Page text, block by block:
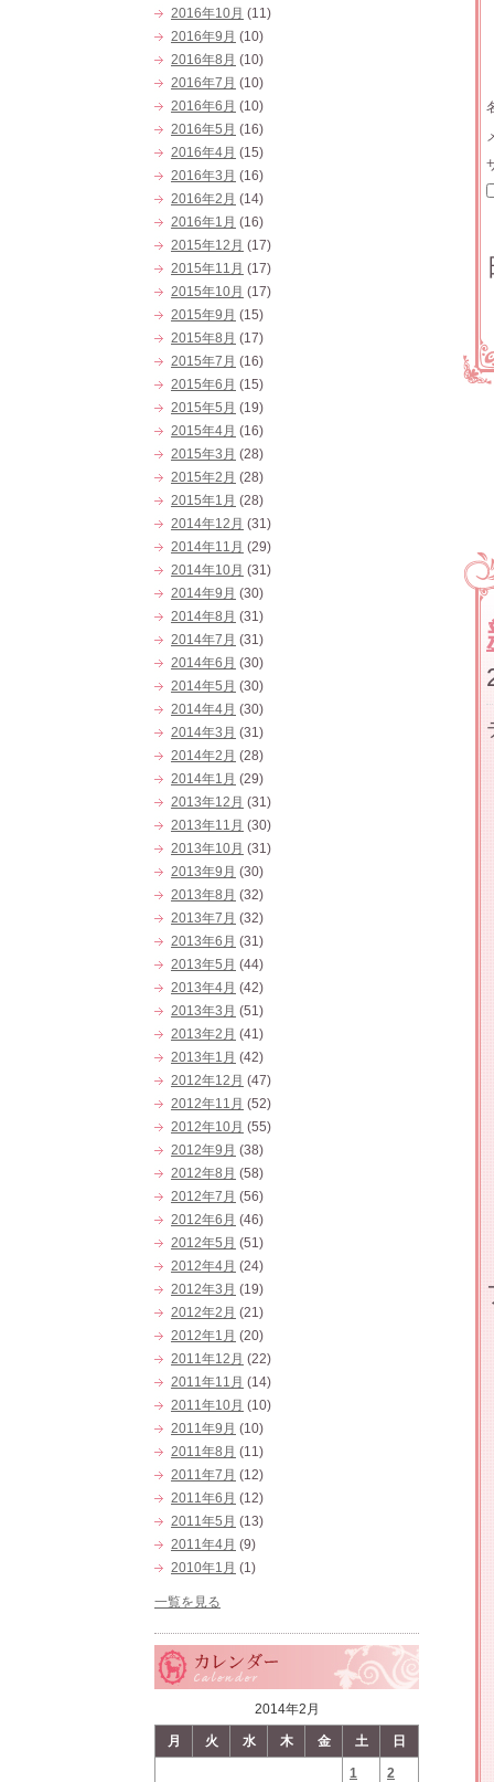
2016年10月 (11)
2016年9月 (10)
2016年8月 (10)
2016年7月 (10)
2016年6月 (10)
2016年5月 (16)
2016年4月 (15)
2016年3月 (16)
2016年2月 (14)
2016年1月 (16)
2015年12月 (17)
2015年11月 (17)
2015年10月 (17)
2015年9月 (15)
2015年8月 (17)
2015年7月 (16)
2015年6月 (15)
2015年5月 (19)
2015年4月 (16)
2015年3月 (28)
2015年2月 (28)
2015年1月 (28)
2014年12月 (31)
2014年11月 (29)
2014年10月 (31)
2014年9月 (30)
2014年8月 (31)
2014年7月 (31)
2014年6月 (30)
2014年5月 (30)
2014年4月 (30)
2014年3月 (31)
2014年2月 (28)
2014年1月 (29)
2013年12月 (31)
2013年11月 (30)
2013年10月 (31)
2013年9月 (30)
2013年8月 (32)
2013年7月 (32)
2013年6月 (31)
2013年5月 (44)
2013年4月 (42)
2013年3月 (51)
2013年2月 (41)
2013年1月 (42)
2012年12月 (47)
2012年11月 (52)
2012年10月 (55)
2012年9月 (38)
2012年8月 (58)
2012年7月 (56)
2012年6月 (46)
2012年5月 (51)
2012年4月 (24)
2012年3月 (19)
2012年2月 (21)
2012年1月 (20)
2011年12月 (22)
2011年11月 (14)
2011年10月 (10)
2011年9月 (10)
2011年8月 (11)
2011年7月 (12)
2011年6月 (12)
2011年5月 (13)
2011年4月 (9)
2010年1月 (1)
一覧を見る
2014年2月
月 火 水 木 金 土 日
1 2